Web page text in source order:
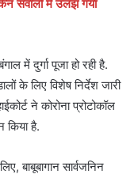
सवालों में उलझ गया
में दुर्गा पूजा हो रही है.
के लिए विशेष निर्देश जारी
ने कोरोना प्रोटोकॉल
है.
बाबूबागान सार्वजनिन